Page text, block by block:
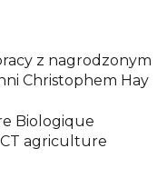
z nagrodzonym
Christophem Hay